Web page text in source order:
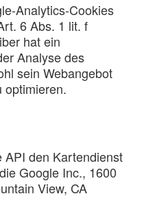
Analytics-Cookies
6 Abs. 1 lit. f
hat ein
Analyse des
sein Webangebot
optimieren.
API den Kartendienst
Google Inc., 1600
View, CA